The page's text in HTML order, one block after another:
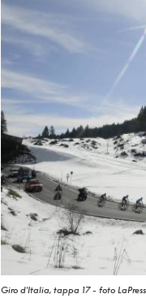
Giro d'Italia, tappa 17 - foto